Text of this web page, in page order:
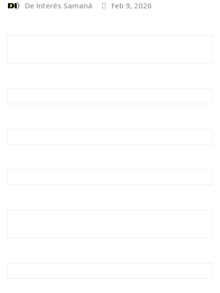
De Interés Samaná Feb 9, 2026